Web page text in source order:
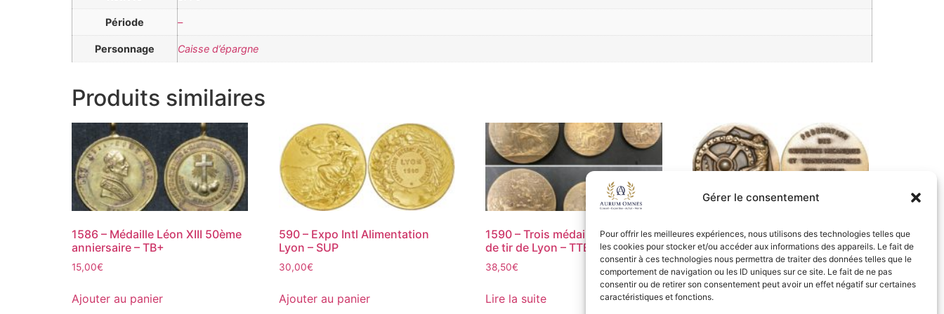
Gérer le consentement
Pour offrir les meilleures expériences, nous utilisons des technologies telles que
les cookies pour stocker et/ou accéder aux informations des appareils. Le fait de
consentir à ces technologies nous permettra de traiter des données telles que le
comportement de navigation ou les ID uniques sur ce site. Le fait de ne pas
consentir ou de retirer son consentement peut avoir un effet négatif sur certaines
caractéristiques et fonctions.
Période –
Personnage Caisse d’épargne
Produits similaires
1586 – Médaille Léon XIII 50ème
anniersaire – TB+
15,00€
Ajouter au panier
590 – Expo Intl Alimentation
Lyon – SUP
30,00€
Ajouter au panier
1590 – Trois médailles Société
de tir de Lyon – TTB
38,50€
Lire la suite
484 – Médaille FIMTM – SUP
25,00
Ajouter au panier